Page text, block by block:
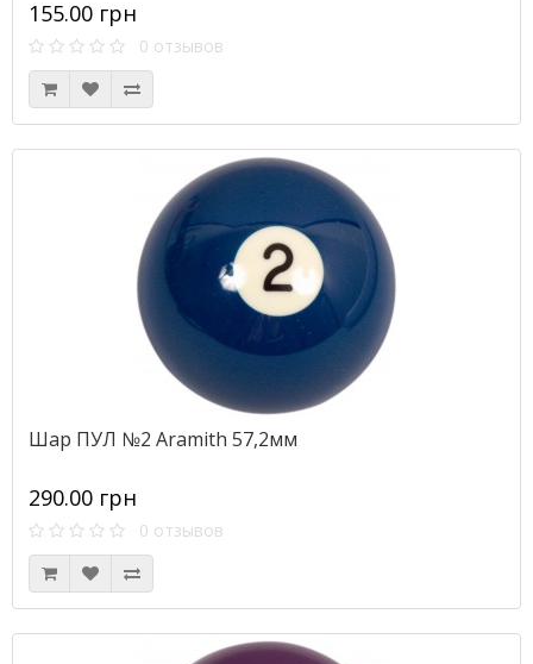
155.00 грн
0 отзывов
Шар ПУЛ №2 Aramith 57,2мм
290.00 грн
0 отзывов